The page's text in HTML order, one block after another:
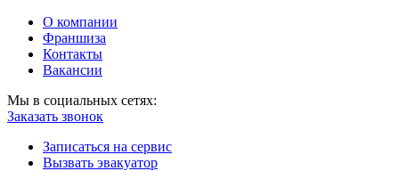
О компании
Франшиза
Контакты
Вакансии
Мы в социальных сетях:
Заказать звонок
Записаться на сервис
Вызвать эвакуатор